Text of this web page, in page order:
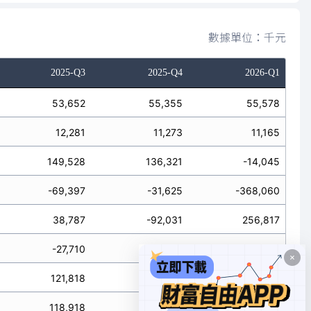
數據單位：千元
2025-Q3 2025-Q4 2026-Q1
53,652 55,355 55,578
12,281 11,273 11,165
149,528 136,321 -14,045
-69,397 -31,625 -368,060
38,787 -92,031 256,817
-27,710 -27,132
121,818 109,189 -56,534
118,918 12,665 -125,288